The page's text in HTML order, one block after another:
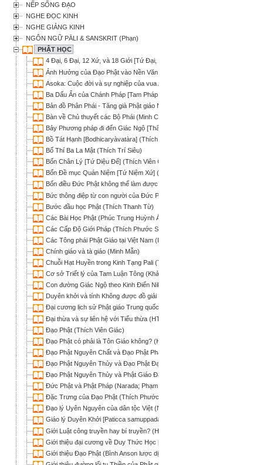
NẾP SỐNG ĐẠO
NGHE ĐỌC KINH
NGHE GIẢNG KINH
NGÔN NGỮ PĀLI & SANSKRIT (Phạn)
PHẬT HỌC
4 Đại, 6 Đại, 12 Xứ, và 18 Giới [Tứ Đại, Lục Đại, Thập nhị Xứ và Thập bát
Ảnh Hưởng của Đạo Phật vào Nền Văn Hóa Việt Nam (Thích Trí Quảng)
Asoka: Cuộc đời và sự nghiệp của vua A-dục - Tuyển tập (Nhiều Tác Giả)
Ba Dấu Ấn của Chánh Pháp [Tam Pháp Ấn] (Nguyên Tuấn)
Bản đồ Phân Phái - Tăng già Phật giáo Nguyên Thủy
Bàn về Chủ thuyết các Bộ Phái (Minh Chi)
Bảy Phương pháp đi đến Giác Ngộ [Thất Giác Chi] (Thích Thiện Bảo)
Bồ Tát Hạnh [Bodhicaryàvatàra] (Thích Trí Siêu dịch)
Bố Thí Ba La Mật (Thích Trí Siêu)
Bốn Chân Lý [Tứ Diệu Đế] (Thích Viên Giác)
Bốn Đề mục Quán Niệm [Tứ Niệm Xứ] (Thích Phước Lượng)
Bốn điều Đức Phật không thể làm được
Bức thông điệp từ con người của Đức Phật (Thích Trí Chơn)
Bước đầu học Phật (Thích Thanh Từ)
Các Bài Học Phật (Phúc Trung Huỳnh Ái Tông)
Các Cấp Độ Giới Pháp (Thích Phước Sơn)
Các Tông phái Phật Giáo tại Việt Nam (Phúc Trung Huỳnh Ái Tông)
Chính giáo và tà giáo (Minh Mẫn)
Chuỗi Hạt Huyền trong Kinh Tạng Pali (Thích Chơn Thiện)
Cơ sở Triết lý của Tam Luận Tông (Khải Thiên)
Con đường Giác Ngộ theo Kinh Điển Nikaya (Thích Nữ Trí Liên)
Duyên khởi và tính Không được đồ giải qua phương trình E = MC2 (Khải
Đại cương lịch sử Phật giáo Trung quốc (Thích Tâm Khanh)
Đại thừa và sự liên hệ với Tiểu thừa (HT Thích Minh Châu dịch)
Đạo Phật (Thích Viên Giác)
Đạo Phật có phải là Tôn Giáo không? (Huyền Chân)
Đạo Phật Nguyên Chất và Đạo Phật Pháp Môn (Thích Nhật Từ)
Đạo Phật Nguyên Thủy và Đạo Phật Đại Thừa (Wapola Rahula; Thích
Đạo Phật Nguyên Thủy và Phật Giáo Đại Thừa (Wapola Rahula; Lê Kim
Đức Phật và Phật Pháp (Narada; Phạm Kim Khánh dịch)
Ðặc Trưng của Ðạo Phật (Thích Phước Sơn)
Ðạo lý Uyên Nguyên của dân tộc Việt (Ngọc Kinh Lang Hoàn)
Giáo lý Duyên Khởi [Paticca samuppada - Dependent Origination] (Thích
Giới Luật công truyền hay bí truyền? (HT Thích Phước Sơn)
Giới thiệu đại cương về Duy Thức Học [Tâm Lý học Phật giáo] (Tuệ Hạnh)
Giới thiệu Đạo Phật (Bình Anson lược dịch)